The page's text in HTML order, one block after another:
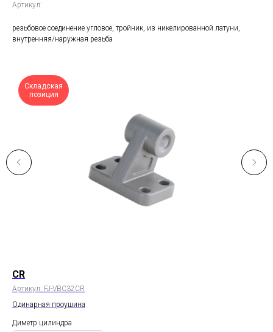
Артикул:
резьбовое соединение угловое, тройник, из никелированной латуни,
внутренняя/наружная резьба
Складская
позиция
CR
Артикул: FJ-VBC32CR
Одинарная проушина
Диметр цилиндра